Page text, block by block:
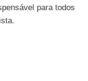
para todos